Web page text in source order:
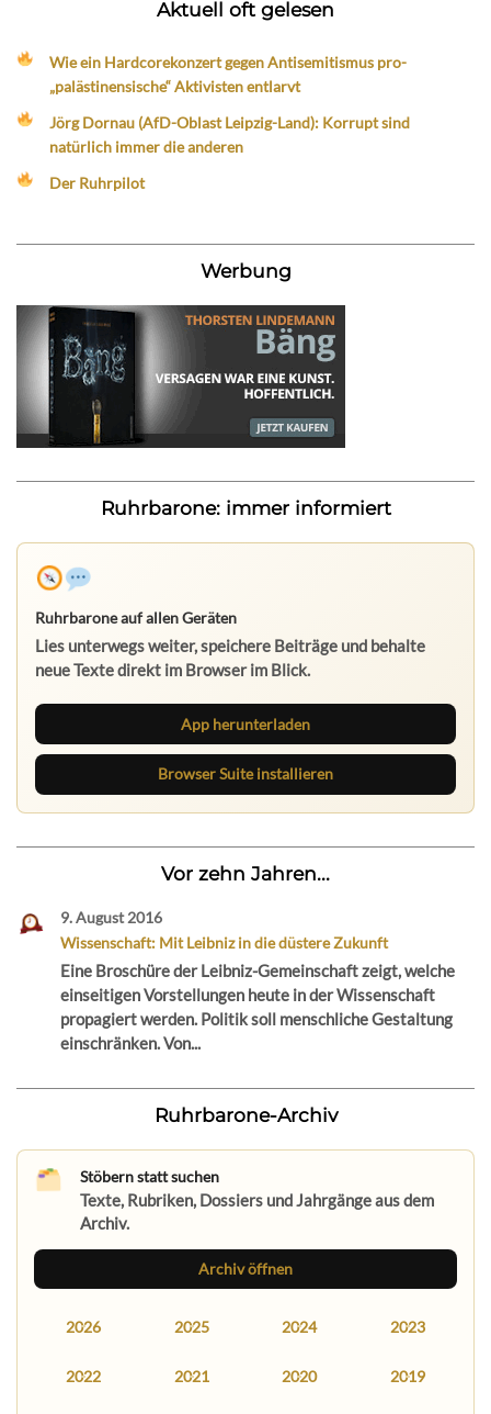
Aktuell oft gelesen
Wie ein Hardcorekonzert gegen Antisemitismus pro-
„palästinensische“ Aktivisten entlarvt
Jörg Dornau (AfD-Oblast Leipzig-Land): Korrupt sind
natürlich immer die anderen
Der Ruhrpilot
Werbung
Ruhrbarone: immer informiert
Ruhrbarone auf allen Geräten
Lies unterwegs weiter, speichere Beiträge und behalte
neue Texte direkt im Browser im Blick.
App herunterladen
Browser Suite installieren
Vor zehn Jahren...
9. August 2016
Wissenschaft: Mit Leibniz in die düstere Zukunft
Eine Broschüre der Leibniz-Gemeinschaft zeigt, welche
einseitigen Vorstellungen heute in der Wissenschaft
propagiert werden. Politik soll menschliche Gestaltung
einschränken. Von...
Ruhrbarone-Archiv
Stöbern statt suchen
Texte, Rubriken, Dossiers und Jahrgänge aus dem
Archiv.
Archiv öffnen
2026 2025 2024 2023
2022 2021 2020 2019